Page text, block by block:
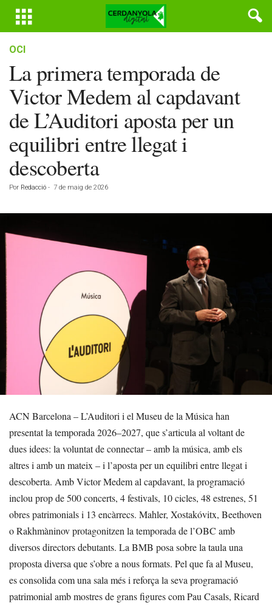
OCI
La primera temporada de
Victor Medem al capdavant
de L’Auditori aposta per un
equilibri entre llegat i
descoberta
Por Redacció - 7 de maig de 2026
ACN Barcelona – L’Auditori i el Museu de la Música han
presentat la temporada 2026–2027, que s’articula al voltant de
dues idees: la voluntat de connectar – amb la música, amb els
altres i amb un mateix – i l’aposta per un equilibri entre llegat i
descoberta. Amb Victor Medem al capdavant, la programació
inclou prop de 500 concerts, 4 festivals, 10 cicles, 48 estrenes, 51
obres patrimonials i 13 encàrrecs. Mahler, Xostakóvitx, Beethoven
o Rakhmàninov protagonitzen la temporada de l’OBC amb
diversos directors debutants. La BMB posa sobre la taula una
proposta diversa que s’obre a nous formats. Pel que fa al Museu,
es consolida com una sala més i reforça la seva programació
patrimonial amb mostres de grans figures com Pau Casals, Ricard